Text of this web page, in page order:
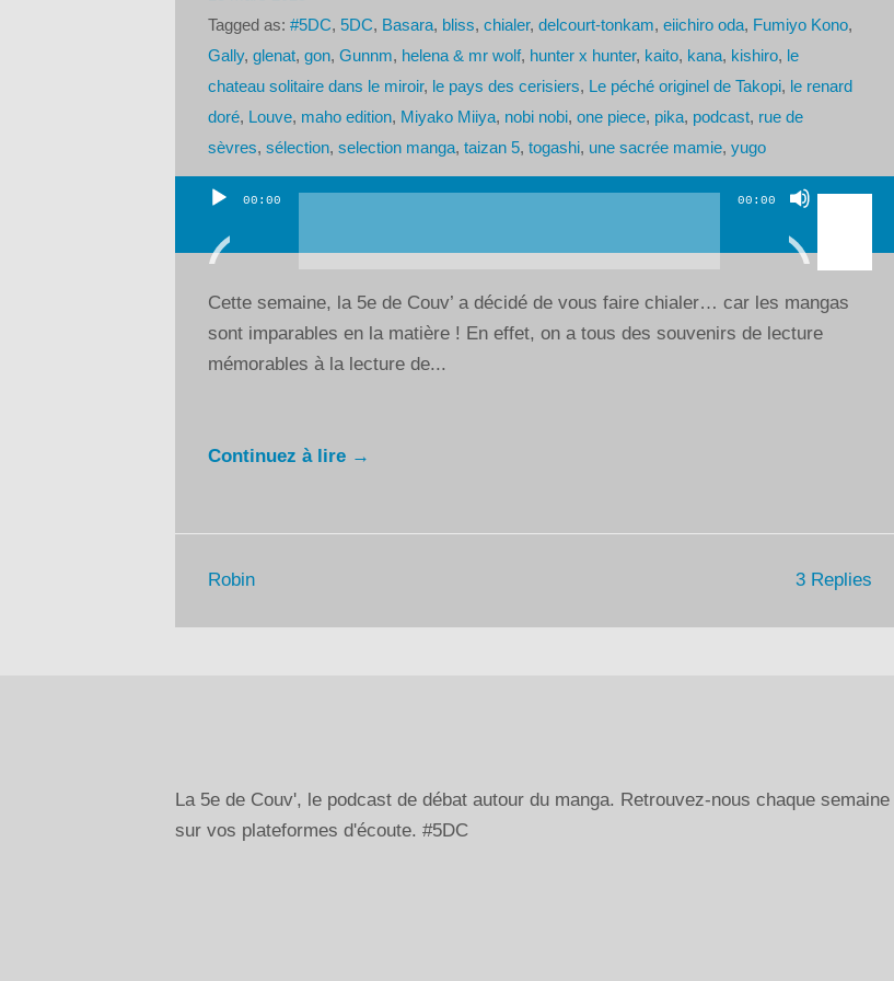
Tagged as: #5DC, 5DC, Basara, bliss, chialer, delcourt-tonkam, eiichiro oda, Fumiyo Kono,
Gally, glenat, gon, Gunnm, helena & mr wolf, hunter x hunter, kaito, kana, kishiro, le
chateau solitaire dans le miroir, le pays des cerisiers, Le péché originel de Takopi, le renard
doré, Louve, maho edition, Miyako Miiya, nobi nobi, one piece, pika, podcast, rue de
sèvres, sélection, selection manga, taizan 5, togashi, une sacrée mamie, yugo
Lecteur
audio
00:00 00:00
Utilisez
flèches
pour
augmenter
Cette semaine, la 5e de Couv’ a décidé de vous faire chialer… car les mangas
sont imparables en la matière ! En effet, on a tous des souvenirs de lecture
mémorables à la lecture de...
Continuez à lire →
3 Replies
Robin
La 5e de Couv', le podcast de débat autour du manga. Retrouvez-nous chaque semaine
sur vos plateformes d'écoute. #5DC